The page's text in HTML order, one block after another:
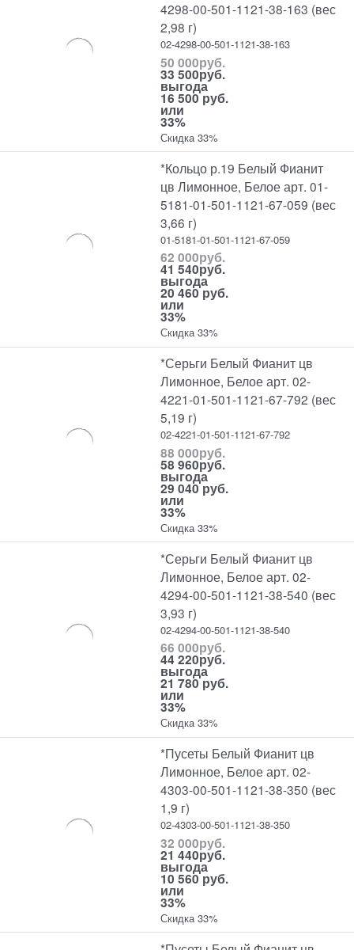
4298-00-501-1121-38-163 (вес
2,98 г)
02-4298-00-501-1121-38-163
50 000руб.
33 500руб.
выгода
16 500 руб.
или
33%
Скидка 33%
*Кольцо р.19 Белый Фианит
цв Лимонное, Белое арт. 01-
5181-01-501-1121-67-059 (вес
3,66 г)
01-5181-01-501-1121-67-059
62 000руб.
41 540руб.
выгода
20 460 руб.
или
33%
Скидка 33%
*Серьги Белый Фианит цв
Лимонное, Белое арт. 02-
4221-01-501-1121-67-792 (вес
5,19 г)
02-4221-01-501-1121-67-792
88 000руб.
58 960руб.
выгода
29 040 руб.
или
33%
Скидка 33%
*Серьги Белый Фианит цв
Лимонное, Белое арт. 02-
4294-00-501-1121-38-540 (вес
3,93 г)
02-4294-00-501-1121-38-540
66 000руб.
44 220руб.
выгода
21 780 руб.
или
33%
Скидка 33%
*Пусеты Белый Фианит цв
Лимонное, Белое арт. 02-
4303-00-501-1121-38-350 (вес
1,9 г)
02-4303-00-501-1121-38-350
32 000руб.
21 440руб.
выгода
10 560 руб.
или
33%
Скидка 33%